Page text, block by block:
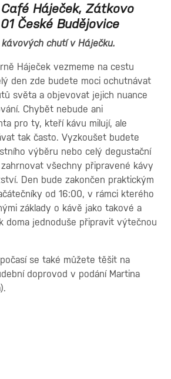
Háječek, Zátkovo
České Budějovice
chutí v Háječku.
Háječek vezmeme na cestu
den zde budete moci ochutnávat
světa a objevovat jejich nuance
Chybět nebude ani
pro ty, kteří kávu milují, ale
tak často. Vyzkoušet budete
výběru nebo celý degustační
všechny připravené kávy
Den bude zakončen praktickým
od 16:00, v rámci kterého
základy o kávě jako takové a
doma jednoduše připravit výtečnou
se také můžete těšit na
doprovod v podání Martina